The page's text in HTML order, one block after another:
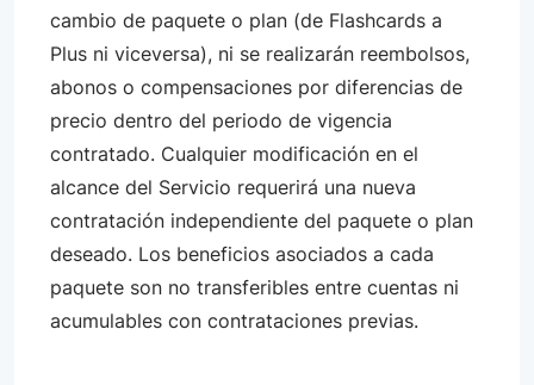
cambio de paquete o plan (de Flashcards a
Plus ni viceversa), ni se realizarán reembolsos,
abonos o compensaciones por diferencias de
precio dentro del periodo de vigencia
contratado. Cualquier modificación en el
alcance del Servicio requerirá una nueva
contratación independiente del paquete o plan
deseado. Los beneficios asociados a cada
paquete son no transferibles entre cuentas ni
acumulables con contrataciones previas.